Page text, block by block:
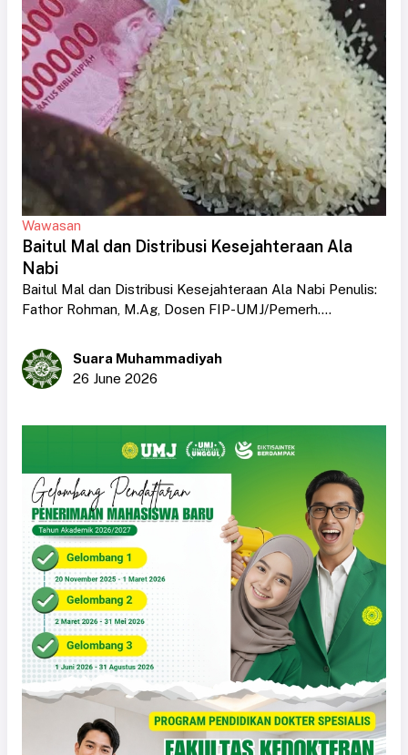
Wawasan
Baitul Mal dan Distribusi Kesejahteraan Ala
Nabi
Baitul Mal dan Distribusi Kesejahteraan Ala Nabi Penulis:
Fathor Rohman, M.Ag, Dosen FIP-UMJ/Pemerh....
Suara Muhammadiyah
26 June 2026